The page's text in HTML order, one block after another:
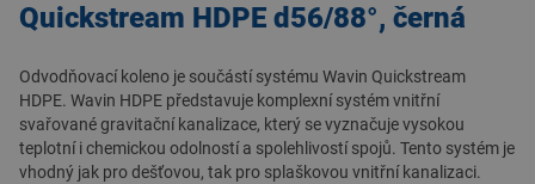
Quickstream HDPE d56/88°, černá
Odvodňovací koleno je součástí systému Wavin Quickstream
HDPE. Wavin HDPE představuje komplexní systém vnitřní
svařované gravitační kanalizace, který se vyznačuje vysokou
teplotní i chemickou odolností a spolehlivostí spojů. Tento systém je
vhodný jak pro dešťovou, tak pro splaškovou vnitřní kanalizaci.